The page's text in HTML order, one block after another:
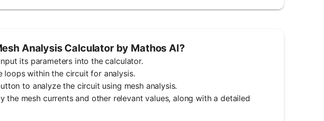
Analysis Calculator by Mathos AI?
its parameters into the calculator.
loops within the circuit for analysis.
to analyze the circuit using mesh analysis.
the mesh currents and other relevant values, along with a detailed